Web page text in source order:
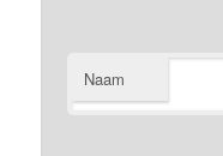
Naam